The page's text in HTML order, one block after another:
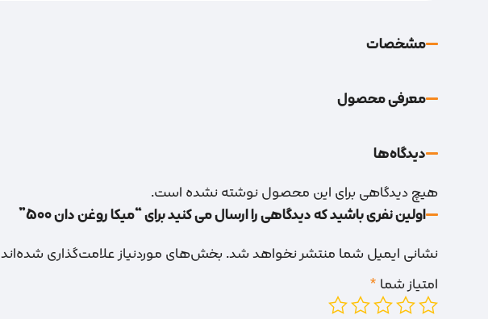
مشخصات
معرفی محصول
دیدگاه‌‌ها
هیچ دیدگاهی برای این محصول نوشته نشده است.
اولین نفری باشید که دیدگاهی را ارسال می کنید برای “میکا روغن دان 500”
نشانی ایمیل شما منتشر نخواهد شد. بخش‌های موردنیاز علامت‌گذاری شده‌اند
امتیاز شما *